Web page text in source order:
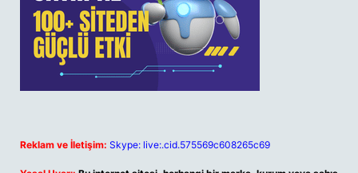
Reklam ve İletişim: Skype: live:.cid.575569c608265c69